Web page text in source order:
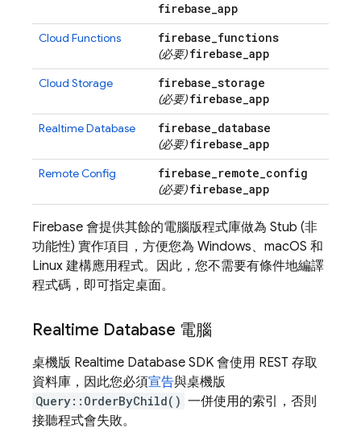
firebase_app
Cloud Functions firebase_functions
(必要) firebase_app
Cloud Storage firebase_storage
(必要) firebase_app
Realtime Database firebase_database
(必要) firebase_app
Remote Config firebase_remote_config
(必要) firebase_app
Firebase 會提供其餘的電腦版程式庫做為 Stub (非
功能性) 實作項目，方便您為 Windows、macOS 和
Linux 建構應用程式。因此，您不需要有條件地編譯
程式碼，即可指定桌面。
Realtime Database 電腦
桌機版 Realtime Database SDK 會使用 REST 存取
資料庫，因此您必須宣告與桌機版
Query::OrderByChild() 一併使用的索引，否則
接聽程式會失敗。